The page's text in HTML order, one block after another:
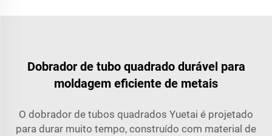
Dobrador de tubo quadrado durável para
moldagem eficiente de metais
O dobrador de tubos quadrados Yuetai é projetado
para durar muito tempo, construído com material de